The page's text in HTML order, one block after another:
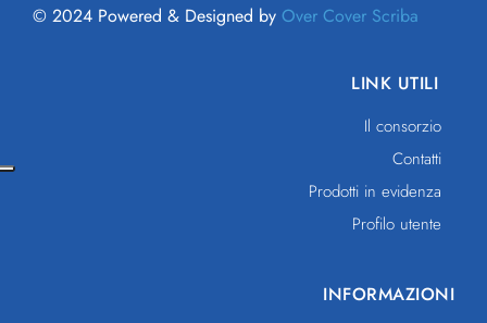
© 2024 Powered & Designed by Over Cover Scriba
LINK UTILI
Il consorzio
Contatti
Prodotti in evidenza
Profilo utente
INFORMAZIONI